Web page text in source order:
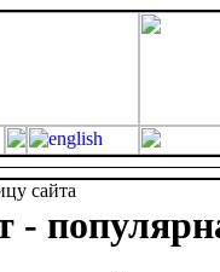
сайта
-